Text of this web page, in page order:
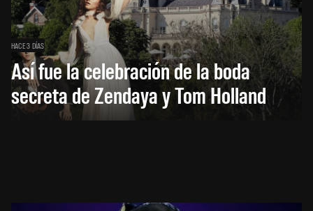
HACE 3 DÍAS
Así fue la celebración de la boda
secreta de Zendaya y Tom Holland